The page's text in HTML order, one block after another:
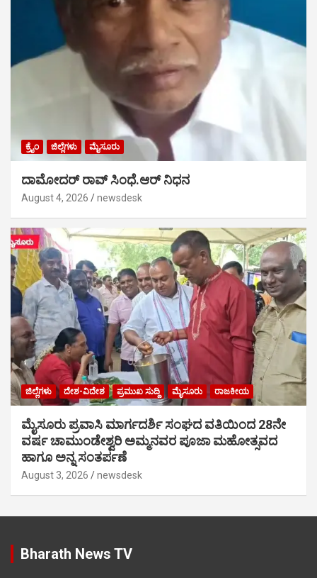
ಕ್ರೈಂ ಜಿಲ್ಲೆಗಳು ಮೈಸೂರು
ದಾಮೋದರ್ ರಾವ್ ಸಿಂಧೆ.ಆರ್ ನಿಧನ
August 4, 2026 newsdesk
ಜಿಲ್ಲೆಗಳು ದೇಶ-ವಿದೇಶ ಪ್ರಮುಖ ಸುದ್ದಿ ಮೈಸೂರು ರಾಜಕೀಯ
ಮೈಸೂರು ಪ್ರವಾಸಿ ಮಾರ್ಗದರ್ಶಿ ಸಂಘದ ವತಿಯಿಂದ 28ನೇ
ವರ್ಷ ಚಾಮುಂಡೇಶ್ವರಿ ಅಮ್ಮನವರ ಪೂಜಾ ಮಹೋತ್ಸವದ
ಹಾಗೂ ಅನ್ನ ಸಂತರ್ಪಣೆ
August 3, 2026 newsdesk
Bharath News TV